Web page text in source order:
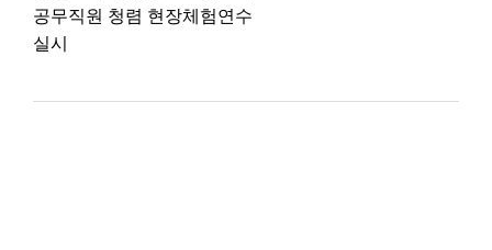
공무직원 청렴 현장체험연수
실시